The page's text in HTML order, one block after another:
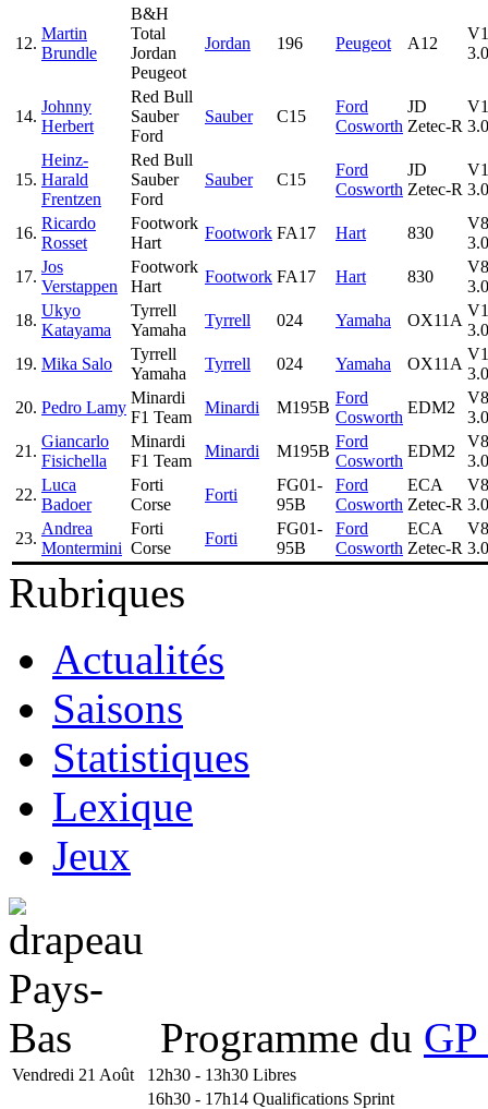
12.
Martin
Brundle
B&H
Total
Jordan
Peugeot
Jordan 196 Peugeot A12
14.
Johnny
Herbert
Red Bull
Sauber
Ford
Sauber C15
Ford
Cosworth
JD
Zetec-R
15.
Heinz-
Harald
Frentzen
Red Bull
Sauber
Ford
Sauber C15
Ford
Cosworth
JD
Zetec-R
16.
Ricardo
Rosset
Footwork
Hart
Footwork FA17 Hart 830
V8
17.
Jos
Verstappen
Footwork
Hart
Footwork FA17 Hart 830
V8
18.
Ukyo
Katayama
Tyrrell
Yamaha
Tyrrell 024 Yamaha OX11A
19. Mika Salo
Tyrrell
Yamaha
Tyrrell 024 Yamaha OX11A
20. Pedro Lamy
Minardi
F1 Team
Minardi M195B
Ford
Cosworth
EDM2
V8
21.
Giancarlo
Fisichella
Minardi
F1 Team
Minardi M195B
Ford
Cosworth
EDM2
V8
22.
Luca
Badoer
Forti
Corse
Forti
FG01-
95B
Ford
Cosworth
ECA
Zetec-R
V8
23.
Andrea
Montermini
Forti
Corse
Forti
FG01-
95B
Ford
Cosworth
ECA
Zetec-R
V8
Rubriques
Actualités
Saisons
Statistiques
Lexique
Jeux
Programme du
Vendredi 21 Août 12h30 - 13h30 Libres
16h30 - 17h14 Qualifications Sprint